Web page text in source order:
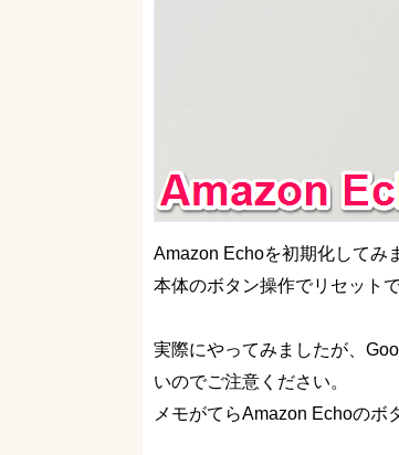
Amazon Echoを初期化してみ
本体のボタン操作でリセット
実際にやってみましたが、
いのでご注意ください。
メモがてらAmazon Echoのボ